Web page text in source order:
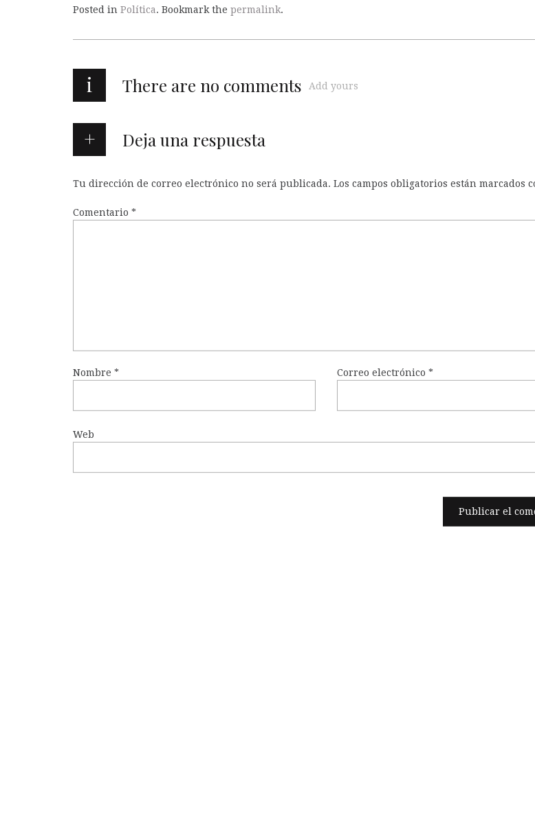
Posted in Política. Bookmark the permalink.
i There are no comments Add yours
Deja una respuesta
Tu dirección de correo electrónico no será publicada. Los campos obligatorios están marcados
Comentario *
Nombre * Correo electrónico*
Web